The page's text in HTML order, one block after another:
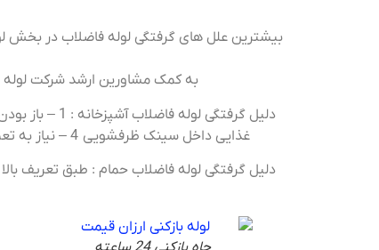
بیشترین علل های گرفتگی لوله فاضلاب در بخش
به کمک مشاورین ارشد شرکت لوله
غذایی داخل سینک ظرفشویی 4 – نیاز به تعمیر بودن لوله Uمانند پایین سینک ظرفشویی و دیگر موارد از اصلی ترین علل های گرفتگی لوله فاضلاب آشپزخانه می باشد .
دلیل گرفتگی لوله فاضلاب حمام : طبق تعریف